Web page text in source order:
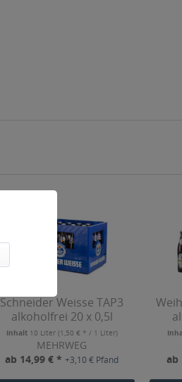
Schneider Weisse TAP3
alkoholfrei 20 x 0,5l
Inhalt 10 Liter (1,50 € * / 1 Liter)
MEHRWEG
ab 14,99 € *+3,10 € Pfand
ab